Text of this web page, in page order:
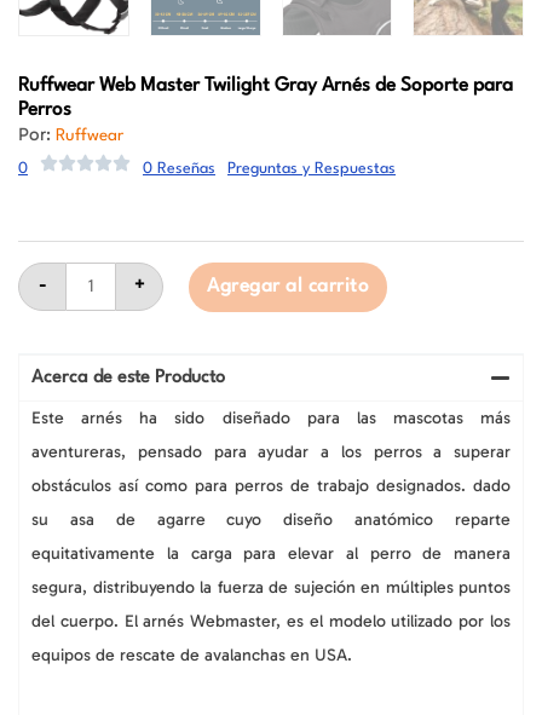
RuffwearWeb Master Twilight Gray Arnés de Soporte para
Perros
Por: Ruffwear
0 0 Reseñas Preguntas y Respuestas
-
Web
Master
Twilight
de
para
cantidad
+ Agregar al carrito
Acerca de este Producto
Este arnés ha sido diseñado para las mascotas más
aventureras, pensado para ayudar a los perros a superar
obstáculos así como para perros de trabajo designados. dado
su asa de agarre cuyo diseño anatómico reparte
equitativamente la carga para elevar al perro de manera
segura, distribuyendo la fuerza de sujeción en múltiples puntos
del cuerpo. El arnés Webmaster, es el modelo utilizado por los
equipos de rescate de avalanchas en USA.